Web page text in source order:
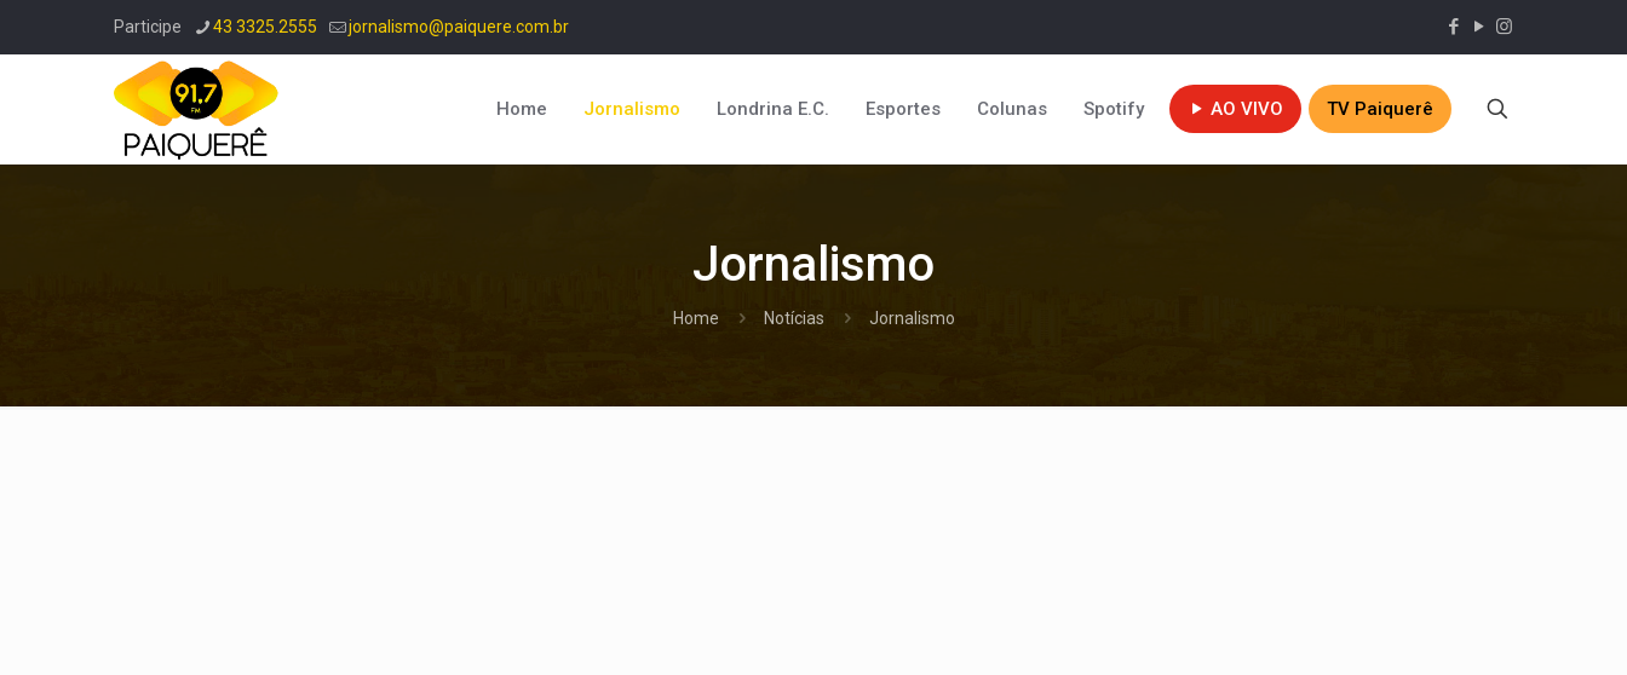
Participe 43 3325.2555 jornalismo@paiquere.com.br
Home Jornalismo Londrina E.C. Esportes Colunas Spotify AO VIVO TV Paiquerê
Jornalismo
Home Notícias Jornalismo